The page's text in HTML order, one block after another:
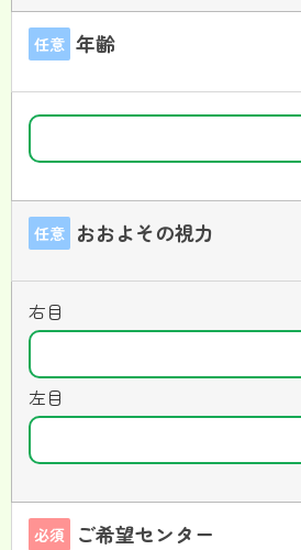
任意 年齢
任意 おおよその視力
右目
左目
必須 ご希望センター